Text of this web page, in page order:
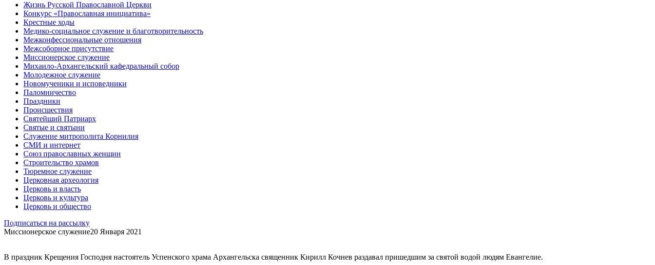
Жизнь Русской Православной Церкви
Конкурс «Православная инициатива»
Крестные ходы
Медико-социальное служение и благотворительность
Межконфессиональные отношения
Межсоборное присутствие
Миссионерское служение
Михаило-Архангельский кафедральный собор
Молодежное служение
Новомученики и исповедники
Паломничество
Праздники
Происшествия
Святейший Патриарх
Святые и святыни
Служение митрополита Корнилия
СМИ и интернет
Союз православных женщин
Строительство храмов
Тюремное служение
Церковная археология
Церковь и власть
Церковь и культура
Церковь и общество
Подписаться на рассылку
Миссионерское служение20 Января 2021
В праздник Крещения Господня настоятель Успенского храма Архангельска священник Кирилл Кочнев раздавал пришедшим за святой водой людям Евангелие.